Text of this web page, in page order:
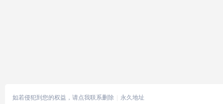
如若侵犯到您的权益，请点我联系删除 永久地址